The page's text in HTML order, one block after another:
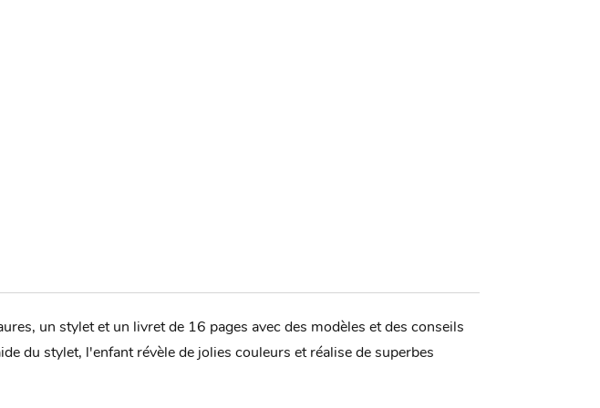
un stylet et un livret de 16 pages avec des modèles et des conseils
du stylet, l'enfant révèle de jolies couleurs et réalise de superbes